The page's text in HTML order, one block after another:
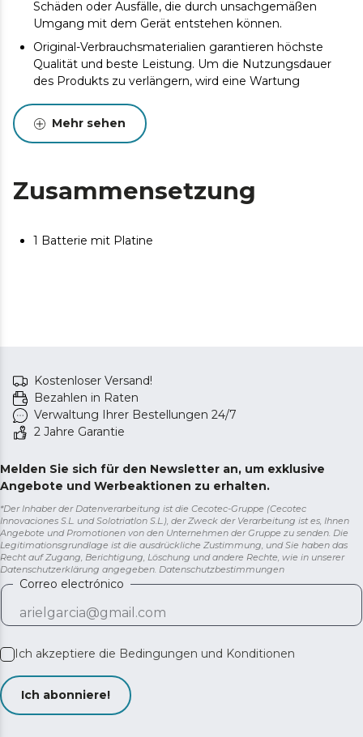
Schäden oder Ausfälle, die durch unsachgemäßen
Umgang mit dem Gerät entstehen können.
Original-Verbrauchsmaterialien garantieren höchste
Qualität und beste Leistung. Um die Nutzungsdauer
des Produkts zu verlängern, wird eine Wartung
Mehr sehen
Zusammensetzung
1 Batterie mit Platine
Kostenloser Versand!
Bezahlen in Raten
Verwaltung Ihrer Bestellungen 24/7
2 Jahre Garantie
Melden Sie sich für den Newsletter an, um exklusive
Angebote und Werbeaktionen zu erhalten.
*Der Inhaber der Datenverarbeitung ist die Cecotec-Gruppe (Cecotec
Innovaciones S.L. und Solotriatlon S.L.), der Zweck der Verarbeitung ist es, Ihnen
Angebote und Promotionen von den Unternehmen der Gruppe zu senden. Die
Legitimationsgrundlage ist die ausdrückliche Zustimmung, und Sie haben das
Recht auf Zugang, Berichtigung, Löschung und andere Rechte, wie in unserer
Datenschutzerklärung angegeben. Datenschutzbestimmungen
Correo electrónico
Ich akzeptiere die Bedingungen und Konditionen
Ich abonniere!